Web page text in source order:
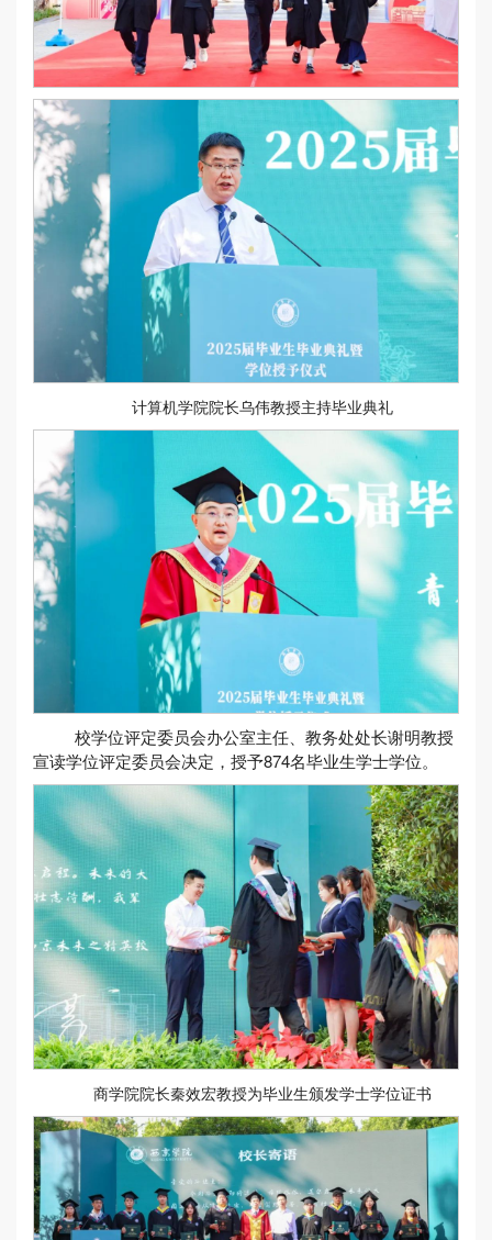
计算机学院院长乌伟教授主持毕业典礼
校学位评定委员会办公室主任、教务处处长谢明教授
宣读学位评定委员会决定，授予874名毕业生学士学位。
商学院院长秦效宏教授为毕业生颁发学士学位证书